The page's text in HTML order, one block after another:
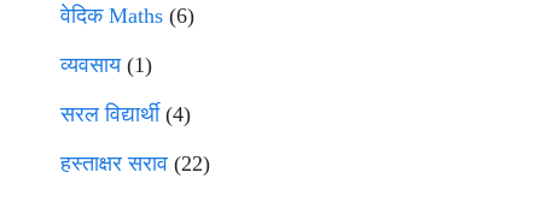
वेदिक Maths (6)
व्यवसाय(1)
सरल विद्यार्थी(4)
हस्ताक्षर सराव (22)